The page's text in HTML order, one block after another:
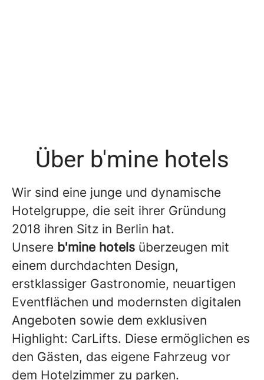
Über b'mine hotels
Wir sind eine junge und dynamische
Hotelgruppe, die seit ihrer Gründung
2018 ihren Sitz in Berlin hat.
Unsere b'mine hotels überzeugen mit
einem durchdachten Design,
erstklassiger Gastronomie, neuartigen
Eventflächen und modernsten digitalen
Angeboten sowie dem exklusiven
Highlight: CarLifts. Diese ermöglichen es
den Gästen, das eigene Fahrzeug vor
dem Hotelzimmer zu parken.